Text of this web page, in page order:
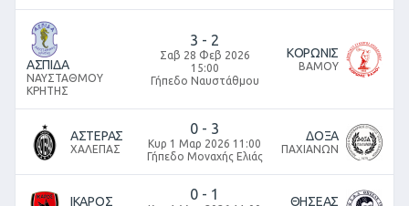
ΑΣΠΙΔΑ
ΝΑΥΣΤΑΘΜΟΥ
ΚΡΗΤΗΣ
3 - 2
Σαβ 28 Φεβ 2026
15:00
Γήπεδο Ναυστάθμου
ΚΟΡΩΝΙΣ
ΒΑΜΟΥ
ΑΣΤΕΡΑΣ
ΧΑΛΕΠΑΣ
0 - 3
Κυρ 1 Μαρ 2026 11:00
Γήπεδο Μοναχής Ελιάς
ΔΟΞΑ
ΠΑΧΙΑΝΩΝ
ΙΚΑΡΟΣ 0 - 1 ΘΗΣΕΑΣ